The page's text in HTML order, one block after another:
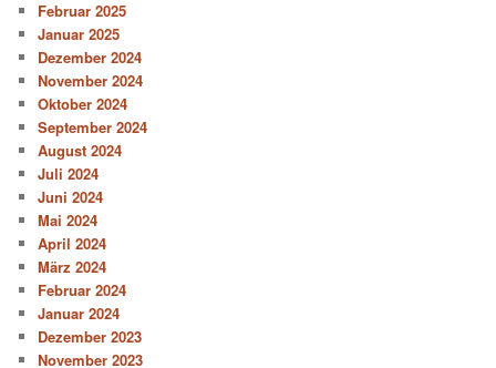
Februar 2025
Januar 2025
Dezember 2024
November 2024
Oktober 2024
September 2024
August 2024
Juli 2024
Juni 2024
Mai 2024
April 2024
März 2024
Februar 2024
Januar 2024
Dezember 2023
November 2023